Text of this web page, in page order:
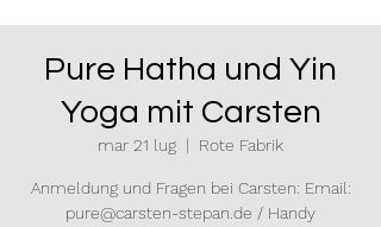
Pure Hatha und Yin
Yoga mit Carsten
mar 21 lug
  |
Rote Fabrik
Anmeldung und Fragen bei Carsten: Email:
pure@carsten-stepan.de / Handy